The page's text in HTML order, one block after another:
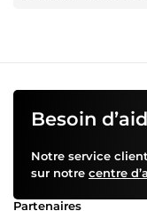
Besoin
Notre service
sur notre centre
Partenaires